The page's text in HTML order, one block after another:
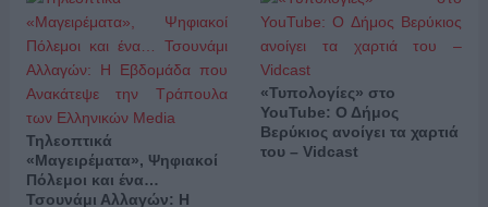
Τηλεοπτικά
«Μαγειρέματα», Ψηφιακοί
Πόλεμοι και ένα…
Τσουνάμι Αλλαγών: Η
«Τυπολογίες» στο
YouTube: Ο Δήμος
Βερύκιος ανοίγει τα χαρτιά
του – Vidcast